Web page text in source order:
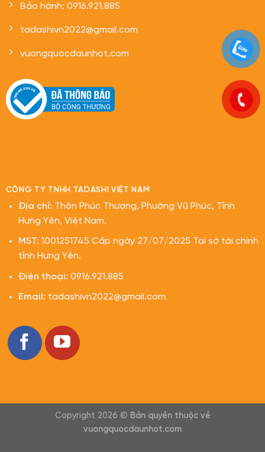
Bảo hành: 0916.921.885
tadashivn2022@gmail.com
vuongquocdaunhot.com
CÔNG TY TNHH TADASHI VIỆT NAM
Địa chỉ: Thôn Phúc Thượng, Phường Vũ Phúc, Tỉnh
Hưng Yên, Việt Nam.
MST: 1001251745 Cấp ngày 27/07/2025 Tại sở tài chính
tỉnh Hưng Yên.
Điện thoại: 0916.921.885
Email: tadashivn2022@gmail.com
Copyright 2026 © Bản quyền thuộc về
vuongquocdaunhot.com